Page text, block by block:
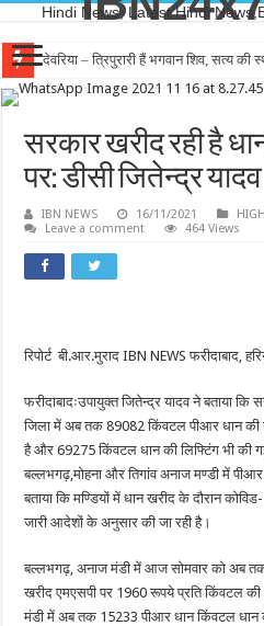
Hindi News, Latest Hindi
देवरिया – त्रिपुरारी हैं भगवान शिव, सत्य की
सरकार खरीद रही है
पर: डीसी जितेन्द्र यादव
IBN NEWS 16/11/2021
Leave a comment
464 Views
रिपोर्ट बी.आर.मुराद IBN NEWS फरीदाबाद,
फरीदाबादःउपायुक्त जितेन्द्र यादव ने बताया कि
जिला में अब तक 89082 किंवटल पीआर धान की
है और 69275 किंवटल धान की लिफ्टिंग भी की
बल्लभगढ़,मोहना और तिगांव अनाज मण्डी में
बताया कि मण्डियों में धान खरीद के दौरान
जारी आदेशों के अनुसार की जा रही है।
बल्लभगढ़, अनाज मंडी में आज सोमवार को अब
खरीद एमएसपी पर 1960 रूपये प्रति किंवटल
मंडी में अब तक 15233 पीआर धान किंवटल धान